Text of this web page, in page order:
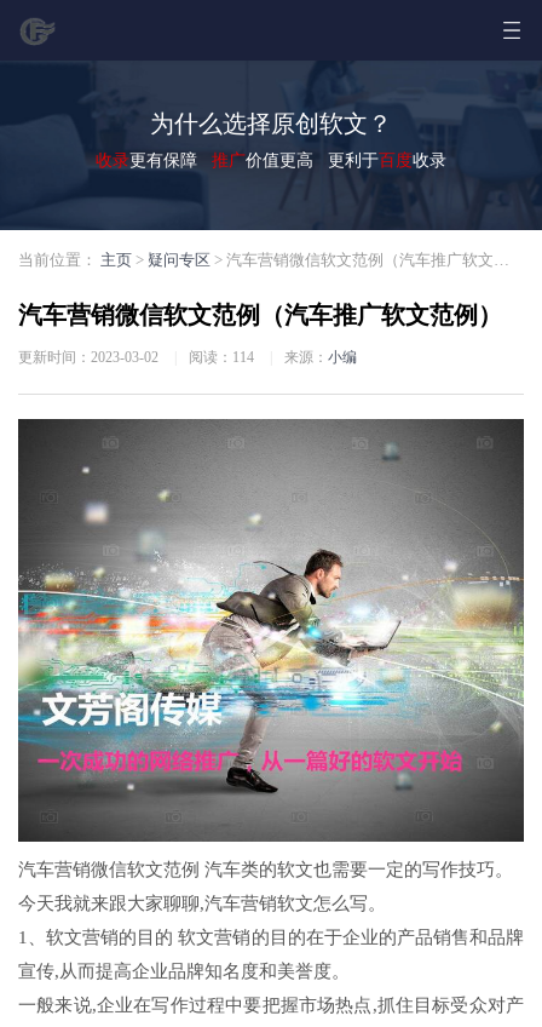
为什么选择原创软文？
收录更有保障 推广价值更高 更利于百度收录
当前位置： 主页 > 疑问专区 > 汽车营销微信软文范例（汽车推广软文范例）
汽车营销微信软文范例（汽车推广软文范例）
更新时间：2023-03-02 阅读： 114 来源： 小编
汽车营销微信软文范例 汽车类的软文也需要一定的写作技巧。
今天我就来跟大家聊聊,汽车营销软文怎么写。
1、软文营销的目的 软文营销的目的在于企业的产品销售和品牌
宣传,从而提高企业品牌知名度和美誉度。
一般来说,企业在写作过程中要把握市场热点,抓住目标受众对产